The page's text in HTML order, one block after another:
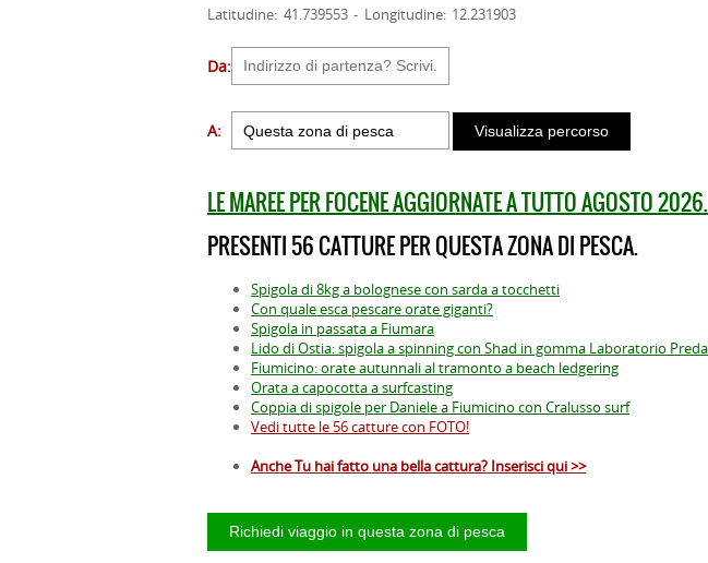
Latitudine: 41.739553 - Longitudine: 12.231903
Da:
A:
LE MAREE PER FOCENE AGGIORNATE A TUTTO AGOSTO 2026.
PRESENTI 56 CATTURE PER QUESTA ZONA DI PESCA.
Spigola di 8kg a bolognese con sarda a tocchetti
Con quale esca pescare orate giganti?
Spigola in passata a Fiumara
Lido di Ostia: spigola a spinning con Shad in gomma Laboratorio
Fiumicino: orate autunnali al tramonto a beach ledgering
Orata a capocotta a surfcasting
Coppia di spigole per Daniele a Fiumicino con Cralusso surf
Vedi tutte le 56 catture con FOTO!
Anche Tu hai fatto una bella cattura? Inserisci qui >>